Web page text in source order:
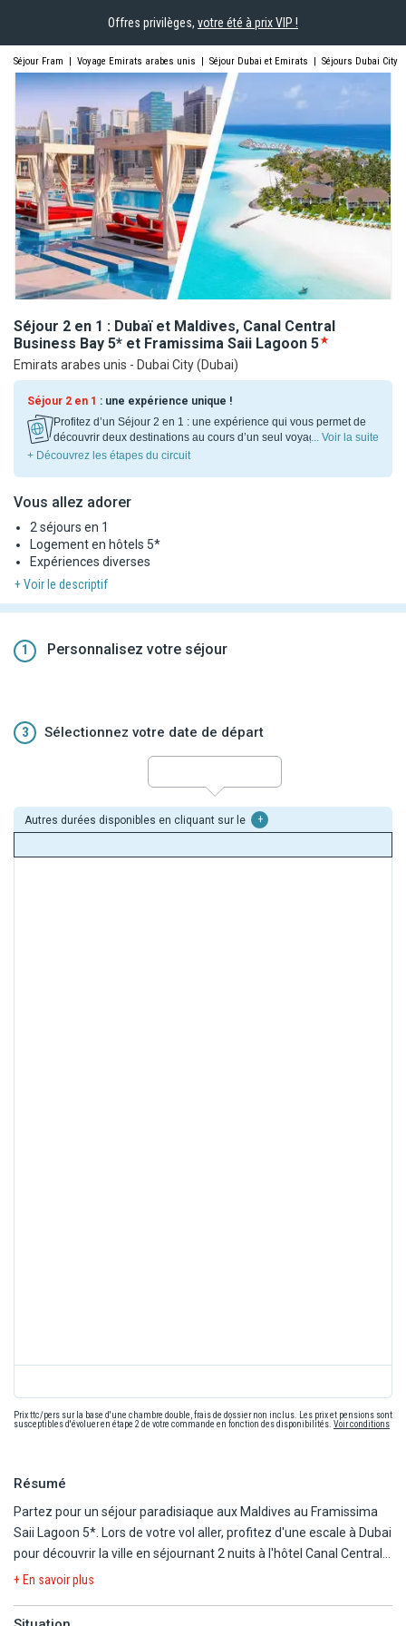
Offres privilèges, votre été à prix VIP !
Séjour Fram | Voyage Emirats arabes unis | Séjour Dubai et Emirats | Séjours Dubai City
Séjour 2 en 1 : Dubaï et Maldives, Canal Central
Business Bay 5* et Framissima Saii Lagoon 5
Emirats arabes unis - Dubai City (Dubai)
Séjour 2 en 1 : une expérience unique !
Profitez d’un Séjour 2 en 1 : une expérience qui vous permet de
découvrir deux destinations au cours d’un seul voyage. Faites
d’un passage un véritable moment de détente et
... Voir la suite
+ Découvrez les étapes du circuit
Vous allez adorer
2 séjours en 1
Logement en hôtels 5*
Expériences diverses
+ Voir le descriptif
1 Personnalisez votre séjour
3 Sélectionnez votre date de départ
Autres durées disponibles en cliquant sur le +
Prix ttc/pers sur la base d'une chambre double, frais de dossier non inclus. Les prix et pensions sont
susceptibles d'évoluer en étape 2 de votre commande en fonction des disponibilités. Voir conditions
Résumé
Partez pour un séjour paradisiaque aux Maldives au Framissima
Saii Lagoon 5*. Lors de votre vol aller, profitez d'une escale à Dubai
pour découvrir la ville en séjournant 2 nuits à l'hôtel Canal Central
Business Bay 5*. Découvrez 2 destinations en 1 combiné, pour un
+ En savoir plus